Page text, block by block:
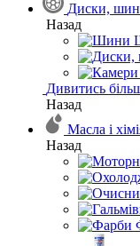
Диски,
Назад
Дивитись
Назад
Масла і
Назад